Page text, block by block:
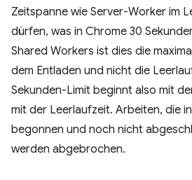
Zeitspanne wie Server-Worker im
dürfen, was in Chrome 30
Shared Workers ist dies die
dem Entladen und nicht die
Sekunden-Limit beginnt also mit
mit der Leerlaufzeit. Arbeiten, die
begonnen und noch nicht
werden abgebrochen.